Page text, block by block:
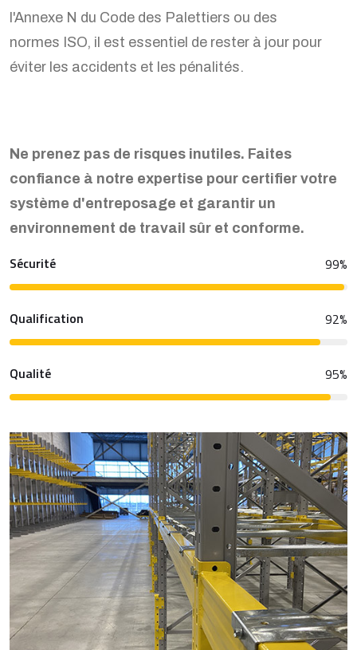
l'Annexe N du Code des Palettiers ou des
normes ISO, il est essentiel de rester à jour pour
éviter les accidents et les pénalités.
Ne prenez pas de risques inutiles. Faites
confiance à notre expertise pour certifier votre
système d'entreposage et garantir un
environnement de travail sûr et conforme.
Sécurité 99%
Qualification 92%
Qualité 95%